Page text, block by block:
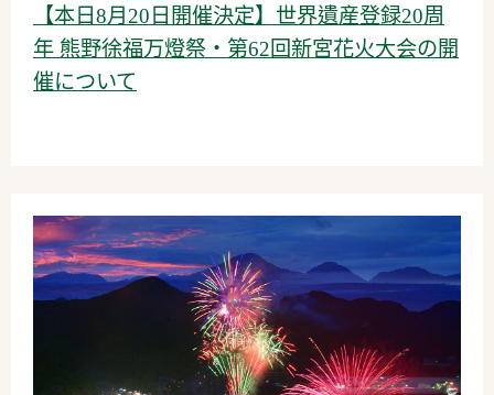
【本日8月20日開催決定】世界遺産登録20周
年 熊野徐福万燈祭・第62回新宮花火大会の開
催について